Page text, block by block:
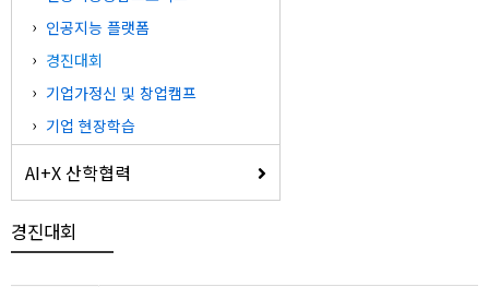
인공지능 플랫폼
경진대회
기업가정신 및 창업캠프
기업 현장학습
AI+X 산학협력
경진대회